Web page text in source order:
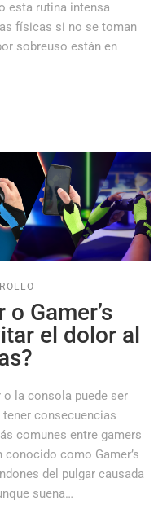
esta rutina intensa
físicas si no se toman
sobreuso están en
Gamer’s
el dolor al
la consola puede ser
consecuencias
comunes entre gamers
conocido como Gamer’s
del pulgar causada
suena…